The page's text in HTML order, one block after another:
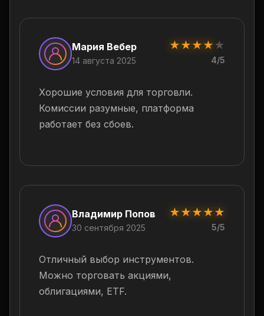
Мария Вебер
14 августа 2025
★★★★★
4/5
Хорошие условия для торговли.
Комиссии разумные, платформа
работает без сбоев.
Владимир Попов
30 сентября 2025
★★★★★
5/5
Отличный выбор инструментов.
Можно торговать акциями,
облигациями, ETF.